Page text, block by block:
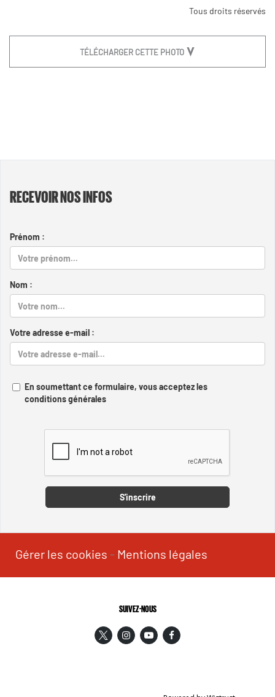
Tous droits réservés
TÉLÉCHARGER CETTE PHOTO
RECEVOIR NOS INFOS
Prénom :
Nom :
Votre adresse e-mail :
En soumettant ce formulaire, vous acceptez les
conditions générales
S'inscrire
Gérer les cookies - Mentions légales
SUIVEZ-NOUS